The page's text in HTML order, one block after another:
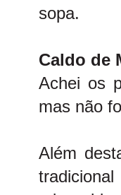
sopa.
Caldo de
Achei os
mas não
Além